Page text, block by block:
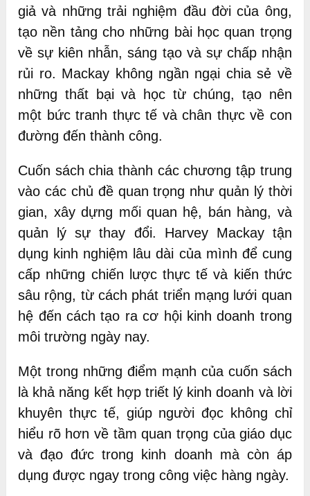
giả và những trải nghiệm đầu đời của ông,
tạo nền tảng cho những bài học quan trọng
về sự kiên nhẫn, sáng tạo và sự chấp nhận
rủi ro. Mackay không ngần ngại chia sẻ về
những thất bại và học từ chúng, tạo nên
một bức tranh thực tế và chân thực về con
đường đến thành công.
Cuốn sách chia thành các chương tập trung
vào các chủ đề quan trọng như quản lý thời
gian, xây dựng mối quan hệ, bán hàng, và
quản lý sự thay đổi. Harvey Mackay tận
dụng kinh nghiệm lâu dài của mình để cung
cấp những chiến lược thực tế và kiến thức
sâu rộng, từ cách phát triển mạng lưới quan
hệ đến cách tạo ra cơ hội kinh doanh trong
môi trường ngày nay.
Một trong những điểm mạnh của cuốn sách
là khả năng kết hợp triết lý kinh doanh và lời
khuyên thực tế, giúp người đọc không chỉ
hiểu rõ hơn về tầm quan trọng của giáo dục
và đạo đức trong kinh doanh mà còn áp
dụng được ngay trong công việc hàng ngày.